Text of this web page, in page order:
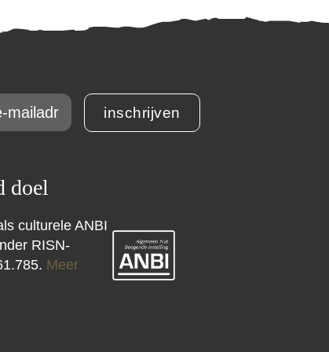
inschrijven
doel
culturele ANBI
RISN-
Meer